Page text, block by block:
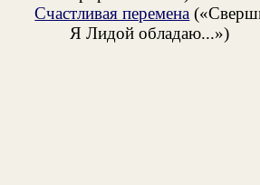
Счастливая перемена
Я Лидой обладаю...»)